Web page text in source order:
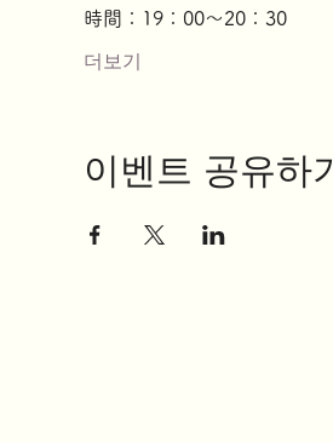
時間：19：00～20：30
더보기
이벤트 공유하기